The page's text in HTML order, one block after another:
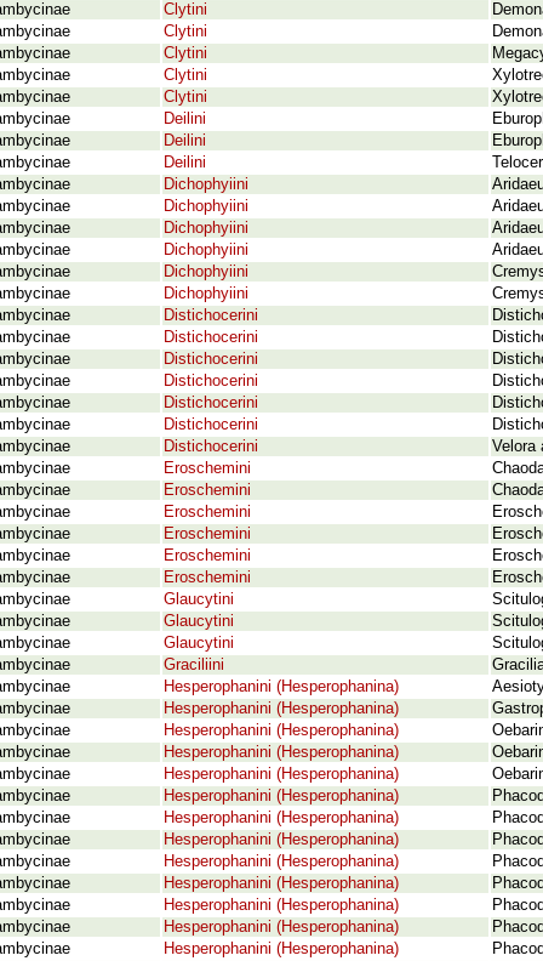
Clytini
Clytini
Clytini
Clytini
Clytini
Deilini
Deilini
Deilini
Dichophyiini
Dichophyiini
Dichophyiini
Dichophyiini
Dichophyiini
Dichophyiini
Distichocerini
Distichocerini
Distichocerini
Distichocerini
Distichocerini
Distichocerini
Distichocerini
Velora
Eroschemini
Eroschemini
Eroschemini
Eroschemini
Eroschemini
Eroschemini
Glaucytini
Glaucytini
Glaucytini
Graciliini
Hesperophanini (Hesperophanina)
Hesperophanini (Hesperophanina)
Hesperophanini (Hesperophanina)
Hesperophanini (Hesperophanina)
Hesperophanini (Hesperophanina)
Hesperophanini (Hesperophanina)
Hesperophanini (Hesperophanina)
Hesperophanini (Hesperophanina)
Hesperophanini (Hesperophanina)
Hesperophanini (Hesperophanina)
Hesperophanini (Hesperophanina)
Hesperophanini (Hesperophanina)
Hesperophanini (Hesperophanina)